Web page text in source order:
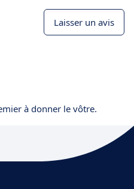
Laisser un avis
à donner le vôtre.